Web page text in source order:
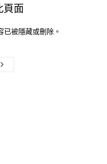
頁面
被隱藏或刪除。